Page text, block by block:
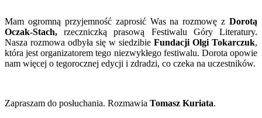
Mam ogromną przyjemność zaprosić Was na rozmowę z Dorotą
Oczak-Stach, rzeczniczką prasową Festiwalu Góry Literatury.
Nasza rozmowa odbyła się w siedzibie Fundacji Olgi Tokarczuk,
która jest organizatorem tego niezwykłego festiwalu. Dorota opowie
nam więcej o tegorocznej edycji i zdradzi, co czeka na uczestników.
Zapraszam do posłuchania. Rozmawia Tomasz Kuriata.